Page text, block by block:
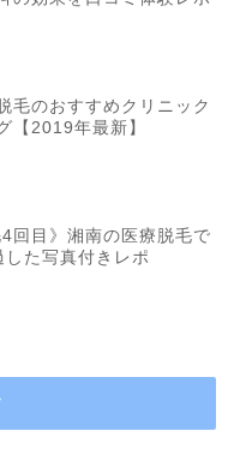
毛のおすすめクリニック
【2019年最新】
4回目》湘南の医療脱毛で
した写真付きレポ